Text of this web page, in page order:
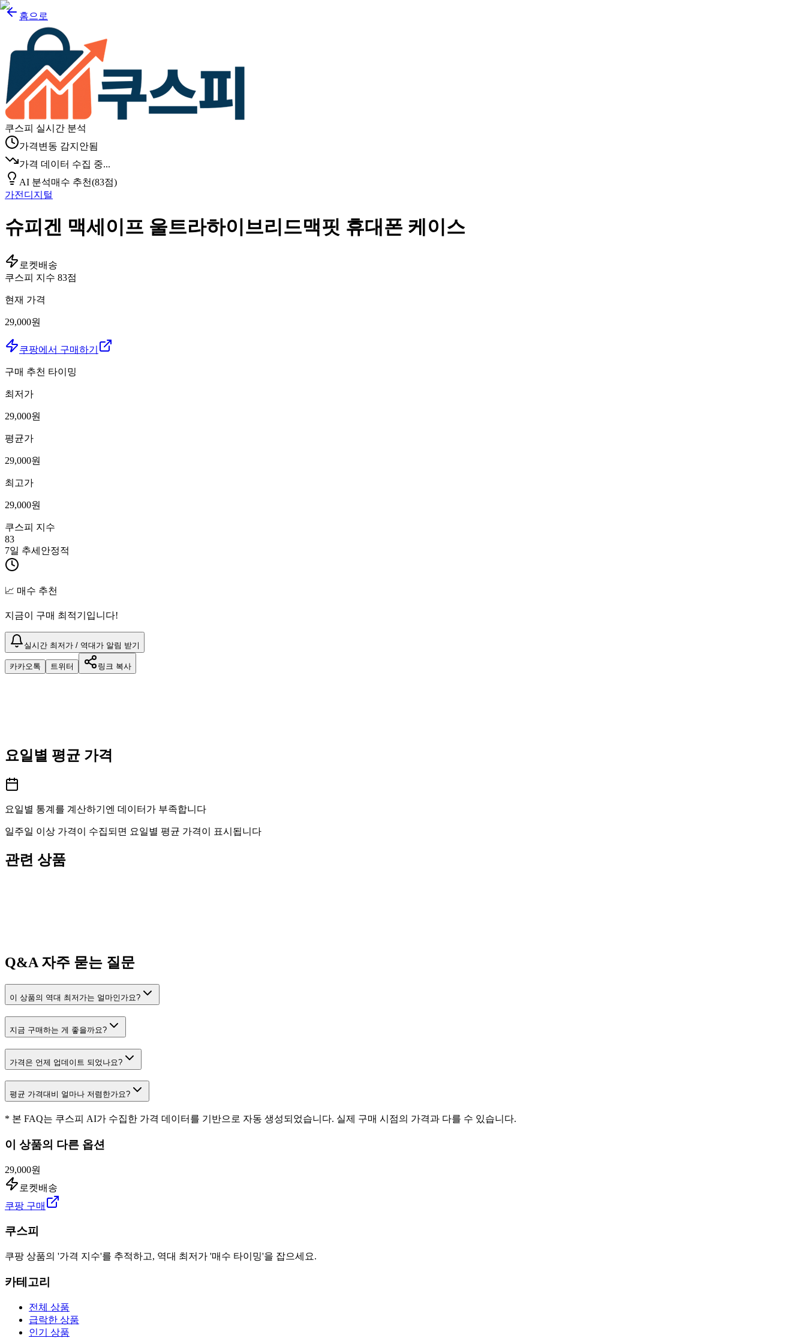
홈으로
쿠스피 실시간 분석
가격변동 감지안됨
가격 데이터 수집 중...
AI 분석매수 추천(83점)
가전디지털
슈피겐 맥세이프 울트라하이브리드맥핏 휴대폰 케이스
로켓배송
쿠스피 지수 83점
현재 가격
29,000원
쿠팡에서 구매하기
구매 추천 타이밍
최저가
29,000원
평균가
29,000원
최고가
29,000원
쿠스피 지수
83
7일 추세 안정적
📈 매수 추천
지금이 구매 최적기입니다!
실시간 최저가 / 역대가 알림 받기
카카오톡 트위터 링크 복사
요일별 평균 가격
요일별 통계를 계산하기엔 데이터가 부족합니다
일주일 이상 가격이 수집되면 요일별 평균 가격이 표시됩니다
관련 상품
Q&A자주 묻는 질문
이 상품의 역대 최저가는 얼마인가요?
지금 구매하는 게 좋을까요?
가격은 언제 업데이트 되었나요?
평균 가격대비 얼마나 저렴한가요?
* 본 FAQ는 쿠스피 AI가 수집한 가격 데이터를 기반으로 자동 생성되었습니다. 실제 구매 시점의 가격과 다를 수 있습니다.
이 상품의 다른 옵션
29,000원
로켓배송
쿠팡 구매
쿠스피
쿠팡 상품의 '가격 지수'를 추적하고, 역대 최저가 '매수 타이밍'을 잡으세요.
카테고리
전체 상품
급락한 상품
인기 상품